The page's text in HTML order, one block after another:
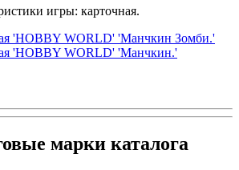
игры: карточная.
'HOBBY WORLD' 'Манчкин Зомби.'
'HOBBY WORLD' 'Манчкин.'
марки каталога